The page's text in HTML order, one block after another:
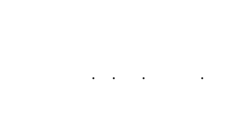
로그인 회원가입 아이디/비밀번호찾기